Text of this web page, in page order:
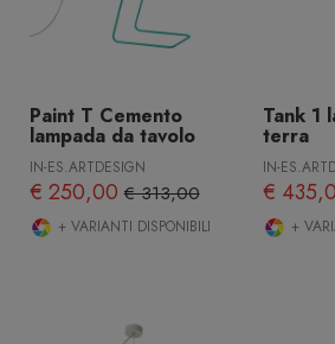
Paint T Cemento
lampada da tavolo
IN-ES.ARTDESIGN
€ 250,00€ 313,00
+ VARIANTI DISPONIBILI
Tank 1
terra
IN-
€
+